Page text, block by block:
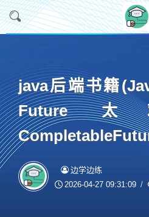
java后端书籍
Future
边学边练
2026-04-27 09:31:09